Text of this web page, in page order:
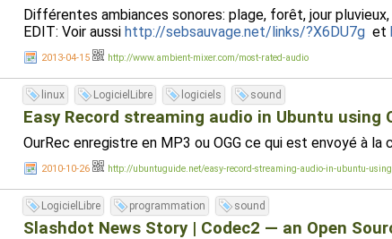
Différentes ambiances sonores: plage, forêt, jour
EDIT: Voir aussi http://sebsauvage.net/links/?X6DU7g et
2013-04-15 http://www.ambient-mixer.com/most-rated-audio
linux LogicielLibre logiciels sound
Easy Record streaming audio in Ubuntu using
OurRec enregistre en MP3 ou OGG ce qui est envoyé à la
2010-10-26 http://ubuntuguide.net/easy-record-streaming-audio-in-ubuntu-
LogicielLibre programmation sound
Slashdot News Story | Codec2 — an Open